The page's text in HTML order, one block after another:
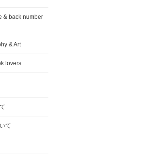
& back number
& Art
lovers
て